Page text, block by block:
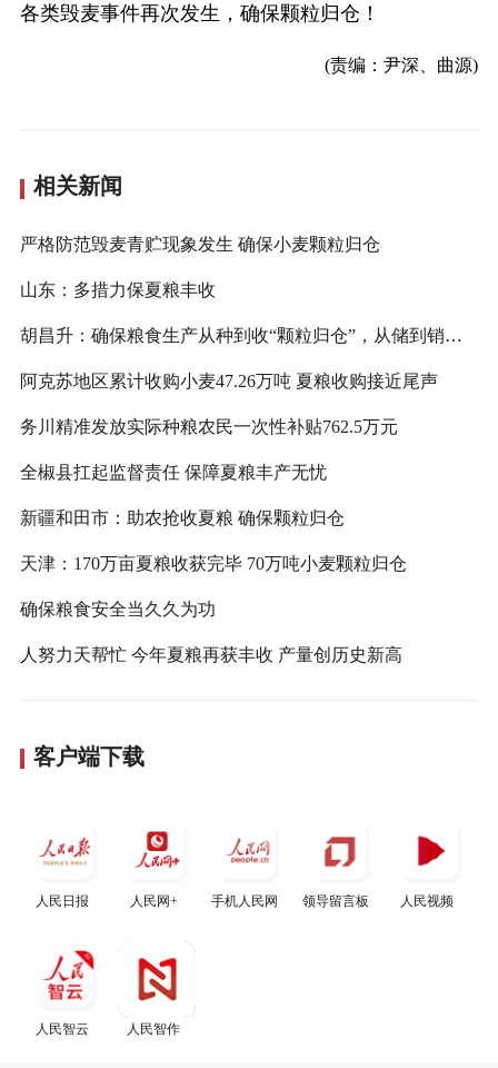
各类毁麦事件再次发生，确保颗粒归仓！
(责编：尹深、曲源)
相关新闻
严格防范毁麦青贮现象发生 确保小麦颗粒归仓
山东：多措力保夏粮丰收
胡昌升：确保粮食生产从种到收“颗粒归仓”，从储到销“毫厘不差”
阿克苏地区累计收购小麦47.26万吨 夏粮收购接近尾声
务川精准发放实际种粮农民一次性补贴762.5万元
全椒县扛起监督责任 保障夏粮丰产无忧
新疆和田市：助农抢收夏粮 确保颗粒归仓
天津：170万亩夏粮收获完毕 70万吨小麦颗粒归仓
确保粮食安全当久久为功
人努力天帮忙 今年夏粮再获丰收 产量创历史新高
客户端下载
人民日报 人民网+ 手机人民网 领导留言板 人民视频
人民智云 人民智作